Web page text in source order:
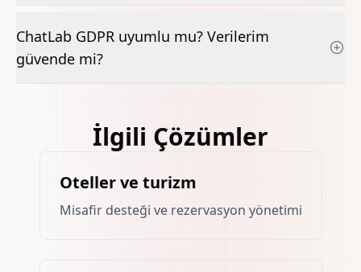
ChatLab GDPR uyumlu mu? Verilerim
güvende mi?
İlgili Çözümler
Oteller ve turizm
Misafir desteği ve rezervasyon yönetimi